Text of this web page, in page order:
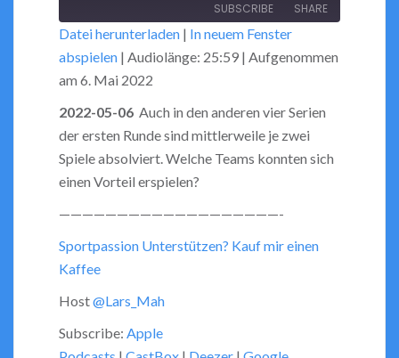
Seconds
Forward
30
seconds
SUBSCRIBE SHARE
RSS FEED
SHARE
EMBED
Datei herunterladen | In neuem Fenster
abspielen | Audiolänge: 25:59 | Aufgenommen
am 6. Mai 2022
2022-05-06 Auch in den anderen vier Serien
der ersten Runde sind mittlerweile je zwei
Spiele absolviert. Welche Teams konnten sich
einen Vorteil erspielen?
———————————————————-
Sportpassion Unterstützen? Kauf mir einen
Kaffee
Host@Lars_Mah
Subscribe: Apple